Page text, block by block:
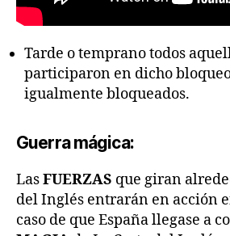
Tarde o temprano todos
participaron en dicho
igualmente bloqueados.
Guerra mágica:
LasFUERZAS que giran
del Inglés entrarán en acción
caso de que España llegase a